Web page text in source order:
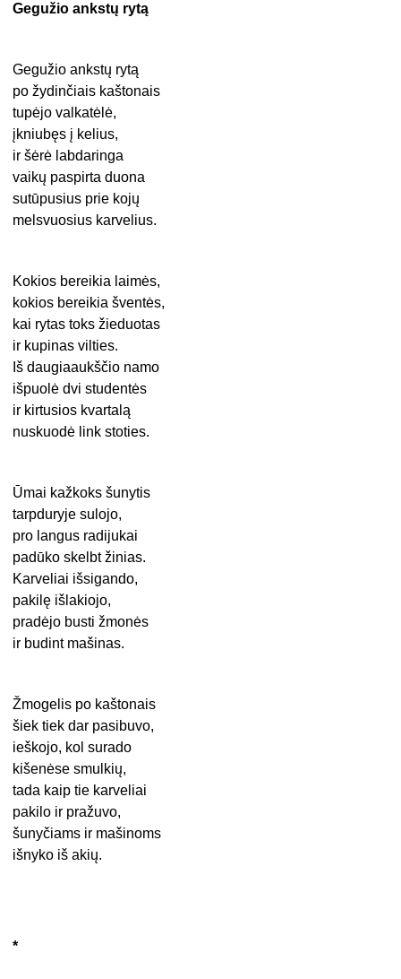
Gegužio ankstų rytą
Gegužio ankstų rytą
po žydinčiais kaštonais
tupėjo valkatėlė,
įkniubęs į kelius,
ir šėrė labdaringa
vaikų paspirta duona
sutūpusius prie kojų
melsvuosius karvelius.
Kokios bereikia laimės,
kokios bereikia šventės,
kai rytas toks žieduotas
ir kupinas vilties.
Iš daugiaaukščio namo
išpuolė dvi studentės
ir kirtusios kvartalą
nuskuodė link stoties.
Ūmai kažkoks šunytis
tarpduryje sulojo,
pro langus radijukai
padūko skelbt žinias.
Karveliai išsigando,
pakilę išlakiojo,
pradėjo busti žmonės
ir budint mašinas.
Žmogelis po kaštonais
šiek tiek dar pasibuvo,
ieškojo, kol surado
kišenėse smulkių,
tada kaip tie karveliai
pakilo ir pražuvo,
šunyčiams ir mašinoms
išnyko iš akių.
*